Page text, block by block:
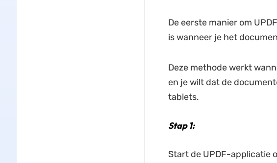
De eerste manier om
is wanneer je het
Deze methode werkt
en je wilt dat de
tablets.
Stap 1:
Start de UPDF-applicatie